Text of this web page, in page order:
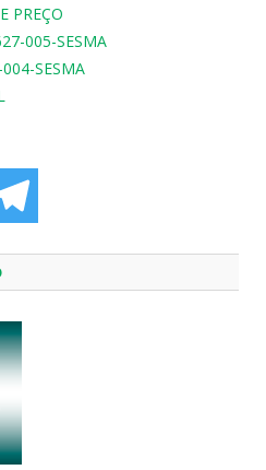
PREÇO
005-SESMA
SESMA